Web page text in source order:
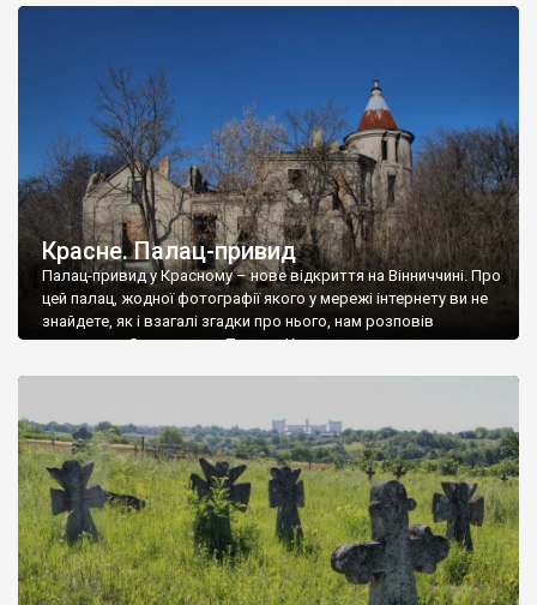
Красне. Палац-привид
Палац-привид у Красному – нове відкриття на Вінниччині. Про
цей палац, жодної фотографії якого у мережі інтернету ви не
знайдете, як і взагалі згадки про нього, нам розповів
мешканець Самгородка. Палац у Красному вразив не лише